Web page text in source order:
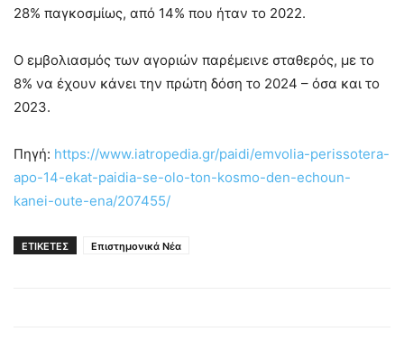
28% παγκοσμίως, από 14% που ήταν το 2022.
Ο εμβολιασμός των αγοριών παρέμεινε σταθερός, με το
8% να έχουν κάνει την πρώτη δόση το 2024 – όσα και το
2023.
Πηγή: https://www.iatropedia.gr/paidi/emvolia-perissotera-
apo-14-ekat-paidia-se-olo-ton-kosmo-den-echoun-
kanei-oute-ena/207455/
ΕΤΙΚΕΤΕΣ Επιστημονικά Νέα